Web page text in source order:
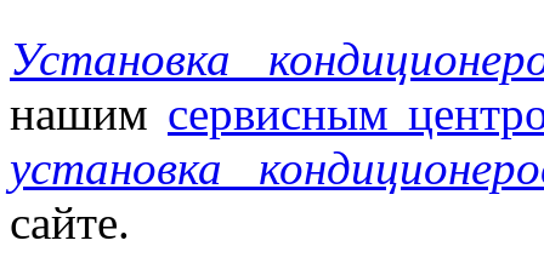
Установка
нашим сервисным
установка
сайте.